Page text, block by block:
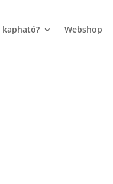
kapható? Webshop